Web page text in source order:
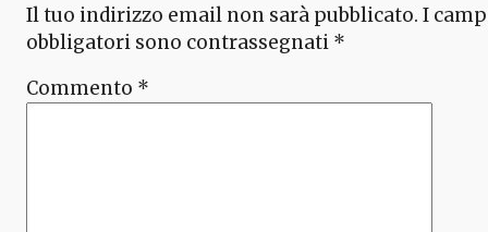
Il tuo indirizzo email non sarà pubblicato. I
obbligatori sono contrassegnati *
Commento *